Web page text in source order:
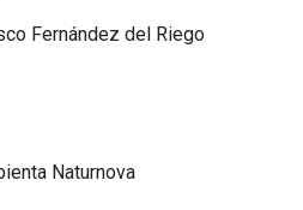
Fernández del Riego
Naturnova